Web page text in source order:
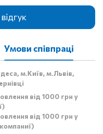
Умови співпраці
м.Київ, м.Львів,
від 1000 грн у
від 1000 грн у